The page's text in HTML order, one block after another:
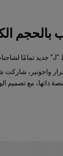
بالحجم
1963. وعلى غرار واجونير،
ذاتها، مع تصميم